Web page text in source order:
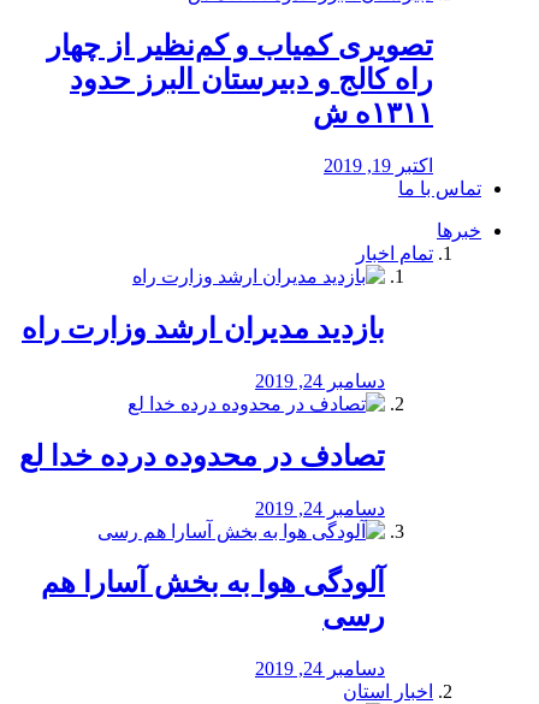
️تصویری کمیاب و کم‌نظیر از چهار
راه كالج و دبيرستان البرز حدود
۱۳۱۱ه ش
اکتبر 19, 2019
تماس با ما
خبرها
تمام اخبار
بازدید مدیران ارشد وزارت راه
دسامبر 24, 2019
تصادف در محدوده درده خدا لع
دسامبر 24, 2019
آلودگی هوا به بخش آسارا هم
رسی
دسامبر 24, 2019
اخبار استان